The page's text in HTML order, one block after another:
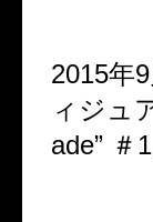
2015年
ィジュ
ade” ＃